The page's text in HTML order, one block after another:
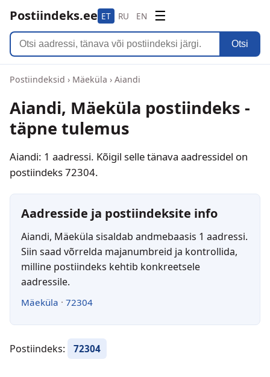
Postiindeks.ee ET RU EN ☰
Otsi
Postiindeksid › Mäeküla › Aiandi
Aiandi, Mäeküla postiindeks -
täpne tulemus
Aiandi: 1 aadressi. Kõigil selle tänava aadressidel on
postiindeks 72304.
Aadresside ja postiindeksite info
Aiandi, Mäeküla sisaldab andmebaasis 1 aadressi.
Siin saad võrrelda majanumbreid ja kontrollida,
milline postiindeks kehtib konkreetsele
aadressile.
Mäeküla · 72304
Postiindeks: 72304